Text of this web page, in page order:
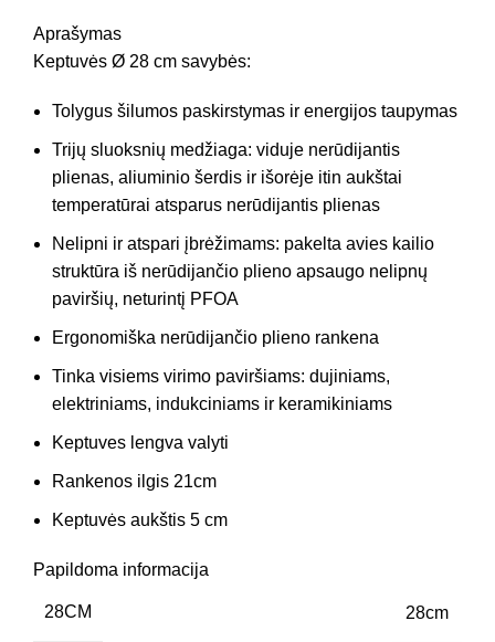
Aprašymas
Keptuvės Ø 28 cm savybės:
Tolygus šilumos paskirstymas ir energijos taupymas
Trijų sluoksnių medžiaga: viduje nerūdijantis
plienas, aliuminio šerdis ir išorėje itin aukštai
temperatūrai atsparus nerūdijantis plienas
Nelipni ir atspari įbrėžimams: pakelta avies kailio
struktūra iš nerūdijančio plieno apsaugo nelipnų
paviršių, neturintį PFOA
Ergonomiška nerūdijančio plieno rankena
Tinka visiems virimo paviršiams: dujiniams,
elektriniams, indukciniams ir keramikiniams
Keptuves lengva valyti
Rankenos ilgis 21cm
Keptuvės aukštis 5 cm
Papildoma informacija
28CM 28cm